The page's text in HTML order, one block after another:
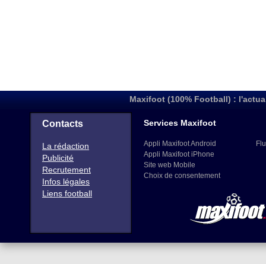
Maxifoot (100% Football) :
Contacts
La rédaction
Publicité
Recrutement
Infos légales
Liens football
Services Maxifoot
Appli Maxifoot Android
Appli Maxifoot iPhone
Site web Mobile
Choix de consentement